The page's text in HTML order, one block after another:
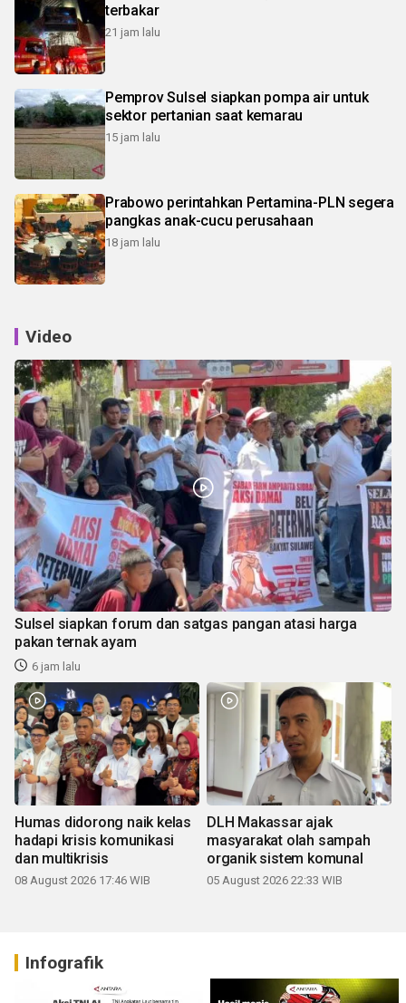
terbakar
21 jam lalu
Pemprov Sulsel siapkan pompa air untuk
sektor pertanian saat kemarau
15 jam lalu
Prabowo perintahkan Pertamina-PLN segera
pangkas anak-cucu perusahaan
18 jam lalu
Video
Sulsel siapkan forum dan satgas pangan atasi harga
pakan ternak ayam
6 jam lalu
Humas didorong naik kelas
hadapi krisis komunikasi
dan multikrisis
08 August 2026 17:46 WIB
DLH Makassar ajak
masyarakat olah sampah
organik sistem komunal
05 August 2026 22:33 WIB
Infografik